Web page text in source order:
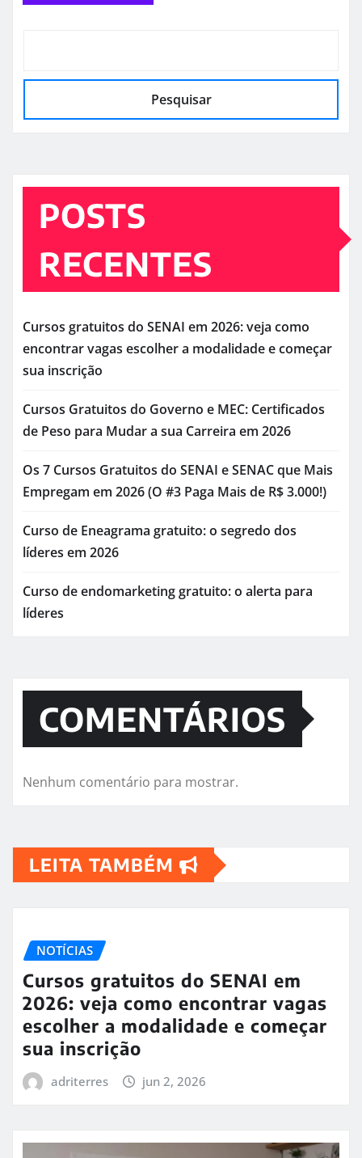
Pesquisar
POSTS
RECENTES
Cursos gratuitos do SENAI em 2026: veja como
encontrar vagas escolher a modalidade e começar
sua inscrição
Cursos Gratuitos do Governo e MEC: Certificados
de Peso para Mudar a sua Carreira em 2026
Os 7 Cursos Gratuitos do SENAI e SENAC que Mais
Empregam em 2026 (O #3 Paga Mais de R$ 3.000!)
Curso de Eneagrama gratuito: o segredo dos
líderes em 2026
Curso de endomarketing gratuito: o alerta para
líderes
COMENTÁRIOS
Nenhum comentário para mostrar.
LEITA TAMBÉM
NOTÍCIAS
Cursos gratuitos do SENAI em
2026: veja como encontrar vagas
escolher a modalidade e começar
sua inscrição
adriterres jun 2, 2026